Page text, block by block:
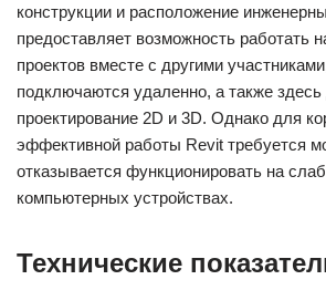
конструкции и расположение
предоставляет возможность работать
проектов вместе с другими
подключаются удаленно, а также здесь
проектирование 2D и 3D. Однако для
эффективной работы Revit требуется
отказывается функционировать на
компьютерных устройствах.
Технические